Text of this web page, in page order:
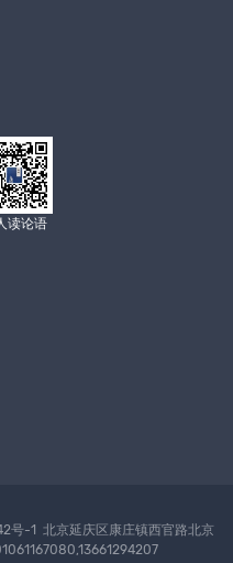
读论语
号-1 北京延庆区康庄镇西官路北京